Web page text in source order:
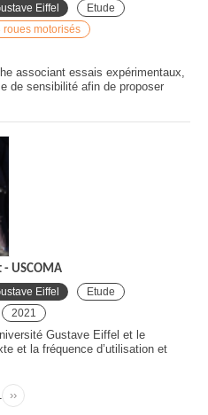
Eiffel
Etude
roues motorisés
associant essais expérimentaux,
de sensibilité afin de proposer
USCOMA
Eiffel
Etude
2021
Gustave Eiffel et le
et la fréquence d’utilisation et
Pagination
Page
››